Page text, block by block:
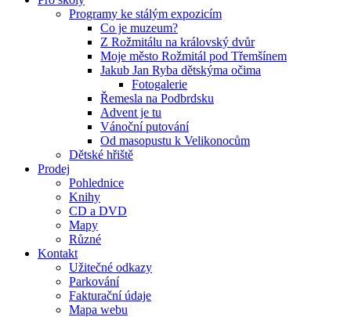
Programy ke stálým expozicím
Co je muzeum?
Z Rožmitálu na královský dvůr
Moje město Rožmitál pod Třemšínem
Jakub Jan Ryba dětskýma očima
Fotogalerie
Řemesla na Podbrdsku
Advent je tu
Vánoční putování
Od masopustu k Velikonocům
Dětské hřiště
Prodej
Pohlednice
Knihy
CD a DVD
Mapy
Různé
Kontakt
Užitečné odkazy
Parkování
Fakturační údaje
Mapa webu